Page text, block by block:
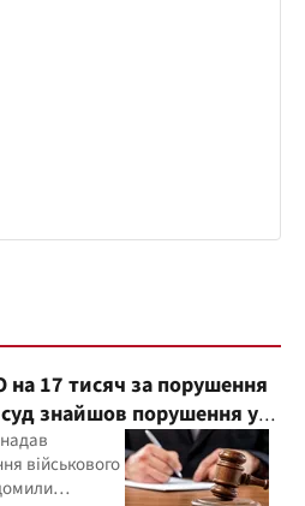
17 тисяч за порушення
суд знайшов порушення у
військового